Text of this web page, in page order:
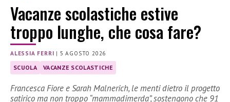
Vacanze scolastiche estive
troppo lunghe, che cosa fare?
ALESSIA FERRI | 5 AGOSTO 2026
SCUOLA VACANZE SCOLASTICHE
Francesca Fiore e Sarah Malnerich, le menti dietro il progetto
satirico ma non troppo “mammadimerda”, sostengono che 91